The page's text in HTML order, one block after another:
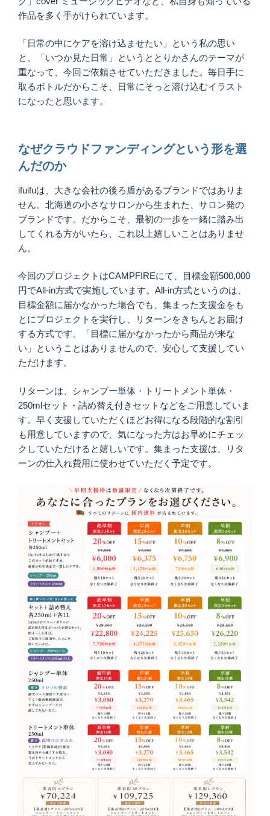
作品を多く手がけられています。
「日常の中にケアを溶け込ませたい」という私の思い
と、「いつか見た日常」というととりかさんのテーマが
重なって、今回ご依頼させていただきました。毎日手に
取るボトルだからこそ、日常にそっと溶け込むイラスト
になったと思います。
なぜクラウドファンディングという形を選
んだのか
ifuifuは、大きな会社の後ろ盾があるブランドではありま
せん。北海道の小さなサロンから生まれた、サロン発の
ブランドです。だからこそ、最初の一歩を一緒に踏み出
してくれる方がいたら、これ以上嬉しいことはありませ
ん。
今回のプロジェクトはCAMPFIREにて、目標金額500,000
円でAll-in方式で実施しています。All-in方式というのは、
目標金額に届かなかった場合でも、集まった支援金をも
とにプロジェクトを実行し、リターンをきちんとお届け
する方式です。「目標に届かなかったから商品が来な
い」ということはありませんので、安心して支援してい
ただけます。
リターンは、シャンプー単体・トリートメント単体・
250mlセット・詰め替え付きセットなどをご用意していま
す。早く支援していただくほどお得になる段階的な割引
も用意していますので、気になった方はお早めにチェッ
クしていただけると嬉しいです。集まった支援は、リタ
ーンの仕入れ費用に使わせていただく予定です。